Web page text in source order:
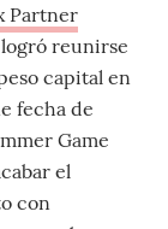
Partner
reunirse
capital en
fecha de
Game
el
con